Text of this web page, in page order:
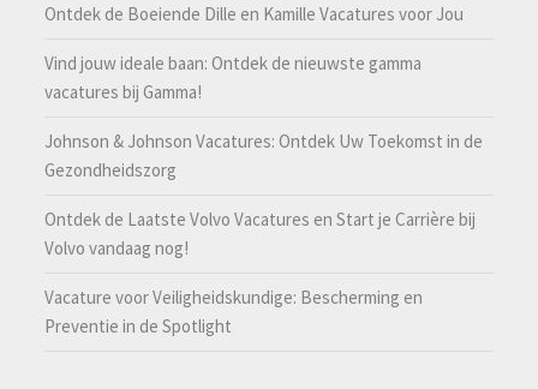
Ontdek de Boeiende Dille en Kamille Vacatures voor Jou
Vind jouw ideale baan: Ontdek de nieuwste gamma
vacatures bij Gamma!
Johnson & Johnson Vacatures: Ontdek Uw Toekomst in de
Gezondheidszorg
Ontdek de Laatste Volvo Vacatures en Start je Carrière bij
Volvo vandaag nog!
Vacature voor Veiligheidskundige: Bescherming en
Preventie in de Spotlight